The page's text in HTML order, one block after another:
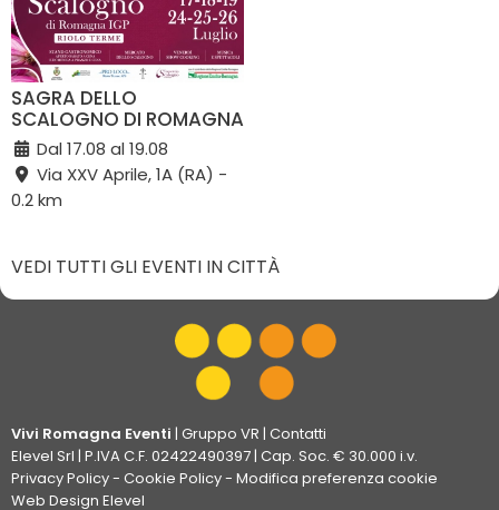
SAGRA DELLO
SCALOGNO DI ROMAGNA
Dal 17.08 al 19.08
Via XXV Aprile, 1A (RA) -
0.2 km
VEDI TUTTI GLI EVENTI IN CITTÀ
Vivi Romagna Eventi | Gruppo VR | Contatti
Elevel Srl | P.IVA C.F. 02422490397 | Cap. Soc. € 30.000 i.v.
Privacy Policy- Cookie Policy- Modifica preferenza cookie
Web Design Elevel